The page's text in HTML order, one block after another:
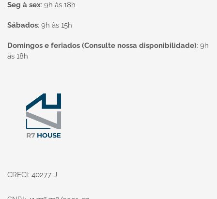
Seg à sex: 9h às 18h
Sábados: 9h às 15h
Domingos e feriados (Consulte nossa disponibilidade): 9h
às 18h
CRECI: 40277-J